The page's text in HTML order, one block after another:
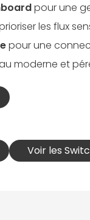
pour une
les flux
pour une
moderne et
Voir les